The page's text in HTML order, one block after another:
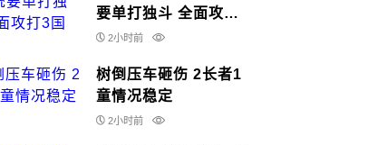
要单打独斗 全面攻打3
国15州
2小时前
树倒压车砸伤 2长者1
童情况稳定
2小时前